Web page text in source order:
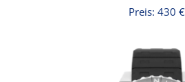
Preis: 430 €